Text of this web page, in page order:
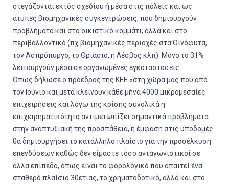
στεγάζονται εκτός σχεδίου ή μέσα στις πόλεις και ως
άτυπες βιομηχανικές συγκεντρώσεις, που δημιουργούν
προβλήματα και στο οικιστικό κομμάτι, αλλά και στο
περιβαλλοντικό (πχ βιομηχανικές περιοχές στα Οινόφυτα,
τον Ασπρόπυργο, το Θριάσιο, η Λέσβος κλπ). Μόνο το 31%
λειτουργούν μέσα σε οργανωμένες εγκαταστάσεις.
Όπως δήλωσε ο πρόεδρος της ΚΕΕ «στη χώρα μας που από
τον Ιούνιο και μετά κλείνουν κάθε μήνα 4000 μικρομεσαίες
επιχειρήσεις και λόγω της κρίσης συνολικά η
επιχειρηματικότητα αντιμετωπίζει σημαντικά προβλήματα
στην αναπτυξιακή της προσπάθεια, η έμφαση στις υποδομές
θα δημιουργήσει το κατάλληλο πλαίσιο για την προσέλκυση
επενδύσεων καθώς δεν είμαστε τόσο ανταγωνιστικοί σε
άλλα επίπεδα, όπως είναι το φορολογικό που απαιτεί ένα
σταθερό πλαίσιο 30ετίας, το χρηματοδοτικό, αλλά και στο